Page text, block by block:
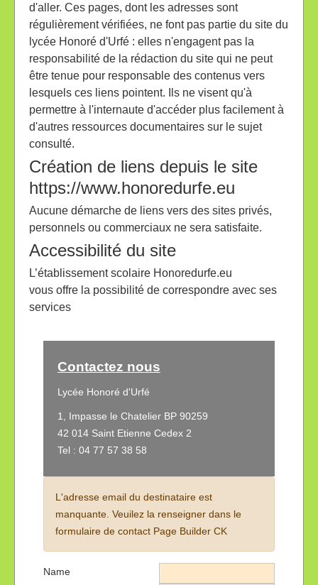
d'aller. Ces pages, dont les adresses sont
régulièrement vérifiées, ne font pas partie du site du
lycée Honoré d'Urfé : elles n'engagent pas la
responsabilité de la rédaction du site qui ne peut
être tenue pour responsable des contenus vers
lesquels ces liens pointent. Ils ne visent qu'à
permettre à l'internaute d'accéder plus facilement à
d'autres ressources documentaires sur le sujet
consulté.
Création de liens depuis le site
https://www.honoredurfe.eu
Aucune démarche de liens vers des sites privés,
personnels ou commerciaux ne sera satisfaite.
Accessibilité du site
L’établissement scolaire Honoredurfe.eu
vous offre la possibilité de correspondre avec ses
services
Contactez nous
Lycée Honoré d'Urfé
1, Impasse le Chatelier BP 90259
42 014 Saint Etienne Cedex 2
Tel : 04 77 57 38 58
L'adresse email du destinataire est
manquante. Veuilez la renseigner dans le
formulaire de contact Page Builder CK
Name